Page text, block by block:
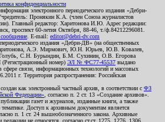
конфиденциальности
электронного периодического издания «Дебри-
Пронякин К.А. (член Союза журналистов
Главный редактор: Харитонова И.Ю. Адрес редакции:
проспект 60-летия Октября, 88-46, т./ф.84212296081.
. E-mail: editor@debri-dv.com
издания «Дебри-ДВ» (на общественных
А.Э. Мирмович, Ю.Н. Юрьев, Ю.В. Ковалев,
С.Н. Бурындин, Б.М. Сухинин, О.В. Егорова
номер) ЭЛ № ФС77-45537 выдано
связи, информационных технологий и массовых
г. Территория распространения: Российская
как электронный частный архив, в соответствии с ФЗ
Федерации» , согласно п. 2 ст. 13 «Создание архивов».
газет и журналов, изданные книги, а также
Доступ к архивным документам является
п. 1 ст. 24 вышеобозначенного закона. Архивные
редакции не относятся, согласно ст.ст. 1275, 1276, 1306